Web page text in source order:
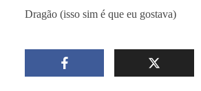
Dragão (isso sim é que eu gostava)